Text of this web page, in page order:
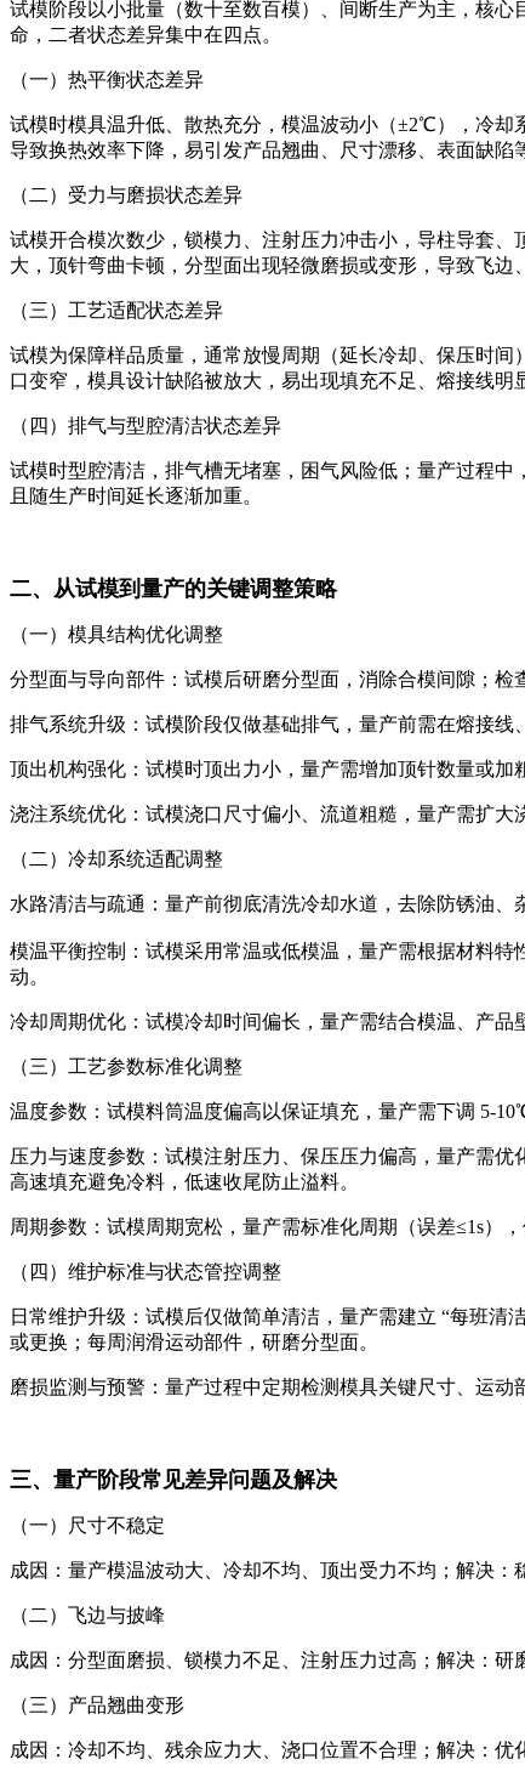
试模阶段以小批量（数十至数百模）、间断生产为主，核
命，二者状态差异集中在四点。
（一）热平衡状态差异
试模时模具温升低、散热充分，模温波动小（±2℃），冷
导致换热效率下降，易引发产品翘曲、尺寸漂移、表面缺陷
（二）受力与磨损状态差异
试模开合模次数少，锁模力、注射压力冲击小，导柱导套
大，顶针弯曲卡顿，分型面出现轻微磨损或变形，导致飞边
（三）工艺适配状态差异
试模为保障样品质量，通常放慢周期（延长冷却、保压时
口变窄，模具设计缺陷被放大，易出现填充不足、熔接线明
（四）排气与型腔清洁状态差异
试模时型腔清洁，排气槽无堵塞，困气风险低；量产过程
且随生产时间延长逐渐加重。
二、从试模到量产的关键调整策略
（一）模具结构优化调整
分型面与导向部件：试模后研磨分型面，消除合模间隙；检
排气系统升级：试模阶段仅做基础排气，量产前需在熔接线
顶出机构强化：试模时顶出力小，量产需增加顶针数量或
浇注系统优化：试模浇口尺寸偏小、流道粗糙，量产需扩大
（二）冷却系统适配调整
水路清洁与疏通：量产前彻底清洗冷却水道，去除防锈油
模温平衡控制：试模采用常温或低模温，量产需根据材料
动。
冷却周期优化：试模冷却时间偏长，量产需结合模温、产
（三）工艺参数标准化调整
温度参数：试模料筒温度偏高以保证填充，量产需下调 5-
压力与速度参数：试模注射压力、保压压力偏高，量产需优
高速填充避免冷料，低速收尾防止溢料。
周期参数：试模周期宽松，量产需标准化周期（误差≤1s）
（四）维护标准与状态管控调整
日常维护升级：试模后仅做简单清洁，量产需建立 “每班
或更换；每周润滑运动部件，研磨分型面。
磨损监测与预警：量产过程中定期检测模具关键尺寸、运
三、量产阶段常见差异问题及解决
（一）尺寸不稳定
成因：量产模温波动大、冷却不均、顶出受力不均；解决
（二）飞边与披峰
成因：分型面磨损、锁模力不足、注射压力过高；解决：
（三）产品翘曲变形
成因：冷却不均、残余应力大、浇口位置不合理；解决：